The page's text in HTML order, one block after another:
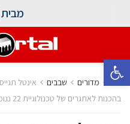
פתח סרגל נגישות
מבית
בית מדורים ‫שבבים‬
בהכנות לאתגרים של טכנולוגיית 22 ננומטר בפיתוח ובייצור